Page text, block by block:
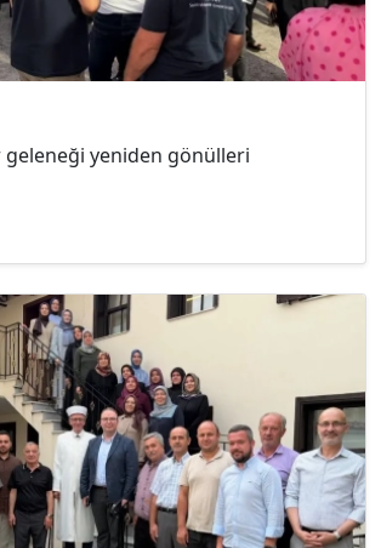
geleneği yeniden gönülleri